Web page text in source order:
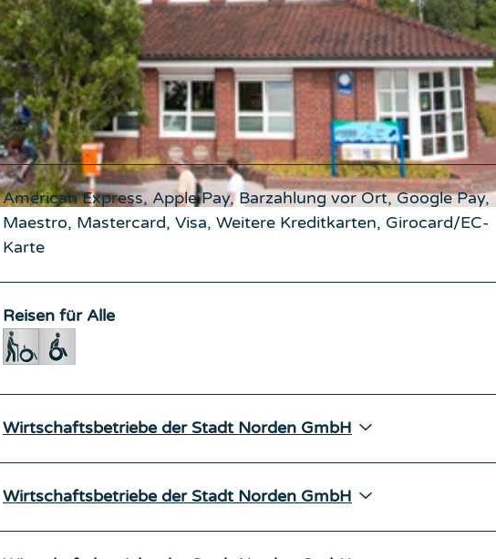
American Express, Apple Pay, Barzahlung vor Ort, Google Pay,
Maestro, Mastercard, Visa, Weitere Kreditkarten, Girocard/EC-
Karte
Reisen für Alle
Wirtschaftsbetriebe der Stadt Norden GmbH
Wirtschaftsbetriebe der Stadt Norden GmbH